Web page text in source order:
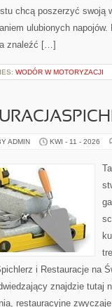
chcą poszerzyć swoją
ulubionych
znaleźć […]
WODÓR W MOTORYZACJI
ADMIN KWI - 11 - 2026
i Restauracje na
znajdzie tutaj
restauracyjne